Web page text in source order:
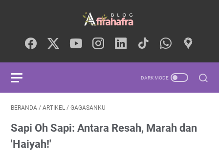
BERANDA / ARTIKEL / GAGASANKU
Sapi Oh Sapi: Antara Resah, Marah dan
'Haiyah!'